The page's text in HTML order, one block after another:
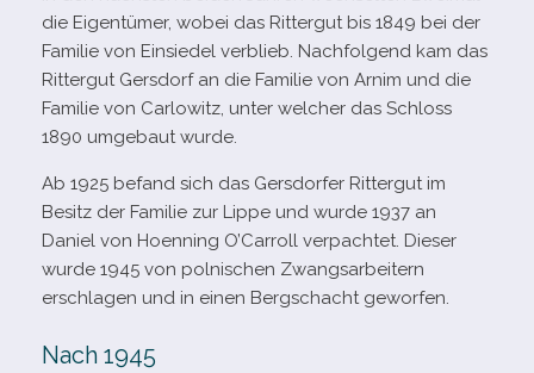
die Eigentümer, wobei das Rittergut bis 1849 bei der
Familie von Einsiedel ver­blieb. Nachfolgend kam das
Rittergut Gersdorf an die Familie von Arnim und die
Familie von Carlowitz, unter wel­cher das Schloss
1890 umge­baut wurde.
Ab 1925 befand sich das Gersdorfer Rittergut im
Besitz der Familie zur Lippe und wurde 1937 an
Daniel von Hoenning O’Carroll ver­pach­tet. Dieser
wurde 1945 von pol­ni­schen Zwangsarbeitern
erschla­gen und in einen Bergschacht geworfen.
Nach 1945